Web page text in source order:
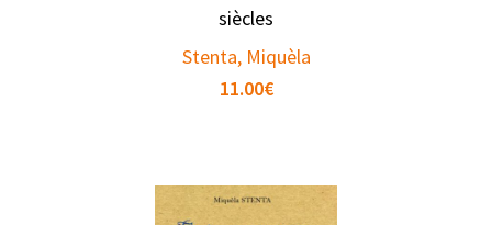
siècles
Stenta, Miquèla
11.00€